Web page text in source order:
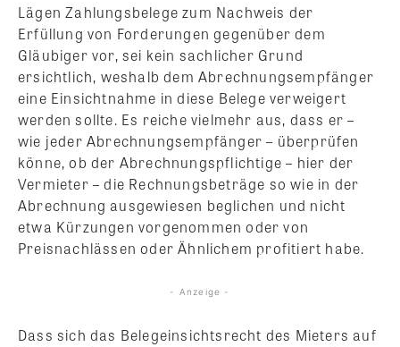
Lägen Zahlungsbelege zum Nachweis der
Erfüllung von Forderungen gegenüber dem
Gläubiger vor, sei kein sachlicher Grund
ersichtlich, weshalb dem Abrechnungsempfänger
eine Einsichtnahme in diese Belege verweigert
werden sollte. Es reiche vielmehr aus, dass er –
wie jeder Abrechnungsempfänger – überprüfen
könne, ob der Abrechnungspflichtige – hier der
Vermieter – die Rechnungsbeträge so wie in der
Abrechnung ausgewiesen beglichen und nicht
etwa Kürzungen vorgenommen oder von
Preisnachlässen oder Ähnlichem profitiert habe.
- Anzeige -
Dass sich das Belegeinsichtsrecht des Mieters auf